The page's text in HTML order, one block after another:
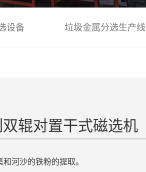
设备 垃圾金属分选生产线
双辊对置干式磁选机
河沙的铁粉的提取。